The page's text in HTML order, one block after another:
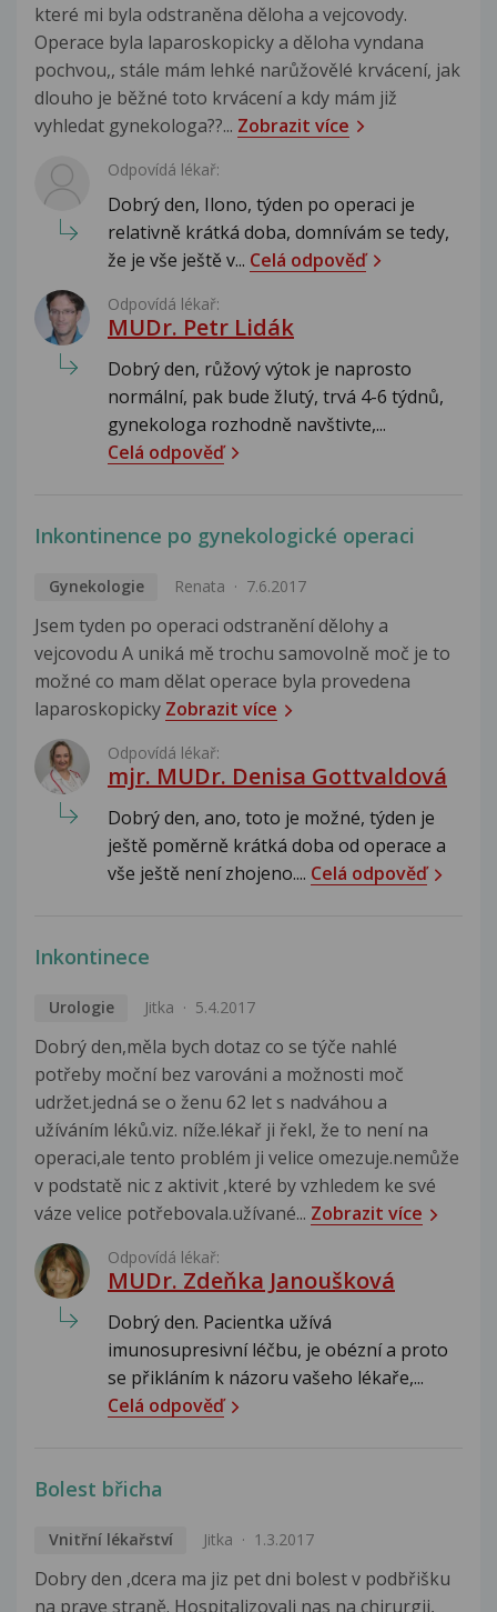
které mi byla odstraněna děloha a vejcovody.
Operace byla laparoskopicky a děloha vyndana
pochvou,, stále mám lehké narůžovělé krvácení, jak
dlouho je běžné toto krvácení a kdy mám již
vyhledat gynekologa??... Zobrazit více
Odpovídá lékař:
Dobrý den, Ilono, týden po operaci je
relativně krátká doba, domnívám se tedy,
že je vše ještě v... Celá odpověď
Odpovídá lékař:
MUDr. Petr Lidák
Dobrý den, růžový výtok je naprosto
normální, pak bude žlutý, trvá 4-6 týdnů,
gynekologa rozhodně navštivte,...
Celá odpověď
Inkontinence po gynekologické operaci
Gynekologie Renata 7.6.2017
Jsem tyden po operaci odstranění dělohy a
vejcovodu A uniká mě trochu samovolně moč je to
možné co mam dělat operace byla provedena
laparoskopicky Zobrazit více
Odpovídá lékař:
mjr. MUDr. Denisa Gottvaldová
Dobrý den, ano, toto je možné, týden je
ještě poměrně krátká doba od operace a
vše ještě není zhojeno.... Celá odpověď
Inkontinece
Urologie Jitka 5.4.2017
Dobrý den,měla bych dotaz co se týče nahlé
potřeby moční bez varováni a možnosti moč
udržet.jedná se o ženu 62 let s nadváhou a
užíváním léků.viz. níže.lékař ji řekl, že to není na
operaci,ale tento problém ji velice omezuje.nemůže
v podstatě nic z aktivit ,které by vzhledem ke své
váze velice potřebovala.užívané... Zobrazit více
Odpovídá lékař:
MUDr. Zdeňka Janoušková
Dobrý den. Pacientka užívá
imunosupresivní léčbu, je obézní a proto
se přikláním k názoru vašeho lékaře,...
Celá odpověď
Bolest břicha
Vnitřní lékařství Jitka 1.3.2017
Dobry den ,dcera ma jiz pet dni bolest v podbřišku
na prave straně. Hospitalizovali nas na chirurgii,